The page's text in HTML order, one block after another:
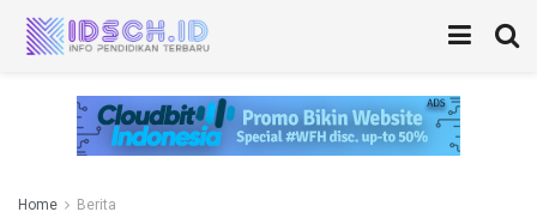
Home Berita